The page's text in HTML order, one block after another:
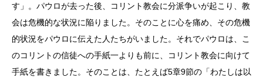
す」。パウロが去った後、コリント教会に分派争いが起こり、教
会は危機的な状況に陥りました。そのことに心を痛め、その危機
的状況をパウロに伝えた人たちがいました。それでパウロは、こ
のコリントの信徒への手紙一よりも前に、コリント教会に向けて
手紙を書きました。そのことは、たとえば5章9節の「わたしは以